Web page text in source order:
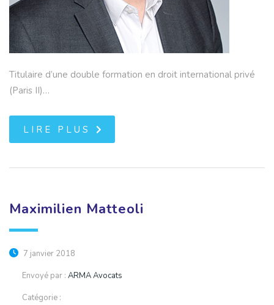
Titulaire d’une double formation en droit international privé
(Paris II)…
LIRE PLUS
Maximilien Matteoli
7 janvier 2018
Envoyé par : ARMA Avocats
Catégorie :